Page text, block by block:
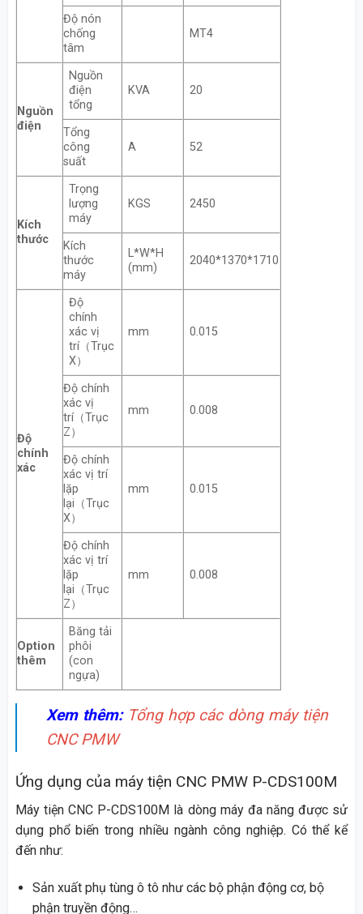
Độ nón
chống
tâm
MT4
Nguồn
điện
Nguồn
điện
tổng
KVA 20
Tổng
công
suất
A 52
Kích
thước
Trọng
lượng
máy
KGS 2450
Kích
thước
máy
L*W*H
(mm)
2040*1370*1710
Độ
chính
xác
Độ
chính
xác vị
trí（Trục
X）
mm 0.015
Độ chính
xác vị
trí（Trục
Z）
mm 0.008
Độ chính
xác vị trí
lặp
lại（Trục
X）
mm 0.015
Độ chính
xác vị trí
lặp
lại（Trục
Z）
mm 0.008
Option
thêm
Băng tải
phôi
(con
ngựa)
Xem thêm: Tổng hợp các dòng máy tiện
CNC PMW
Ứng dụng của máy tiện CNC PMW P-CDS100M
Máy tiện CNC P-CDS100M là dòng máy đa năng được sử
dụng phổ biến trong nhiều ngành công nghiệp. Có thể kể
đến như:
Sản xuất phụ tùng ô tô như các bộ phận động cơ, bộ
phận truyền động…